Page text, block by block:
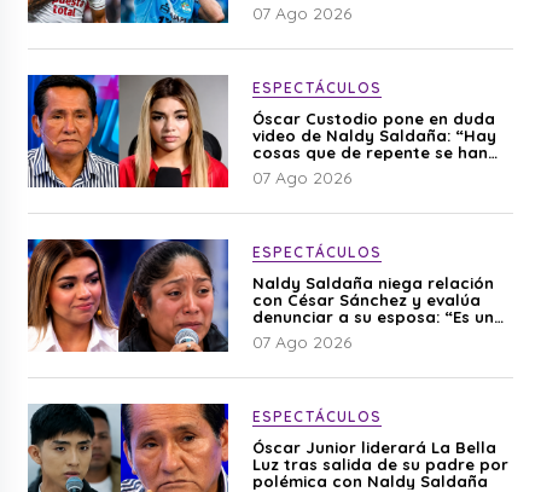
07 Ago 2026
ESPECTÁCULOS
Óscar Custodio pone en duda
video de Naldy Saldaña: “Hay
cosas que de repente se han
editado”
07 Ago 2026
ESPECTÁCULOS
Naldy Saldaña niega relación
con César Sánchez y evalúa
denunciar a su esposa: “Es una
difamación”
07 Ago 2026
ESPECTÁCULOS
Óscar Junior liderará La Bella
Luz tras salida de su padre por
polémica con Naldy Saldaña